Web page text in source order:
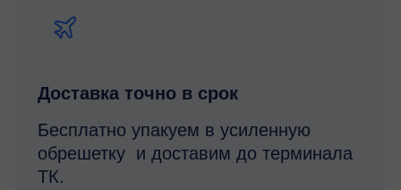
Доставка точно в срок
Бесплатно упакуем в усиленную
обрешетку и доставим до терминала
ТК.